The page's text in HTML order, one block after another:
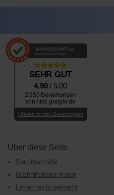
AUSGEZEICHNET .org
Kundenbewertungen
SEHR GUT
4.90/ 5.00
2.955 Bewertungen
von hier, google.de
Hinweis zu den Bewertungen
Über diese Seite
Start Nachhilfe
Nachhilfelehrer finden
Lernen leicht gemacht